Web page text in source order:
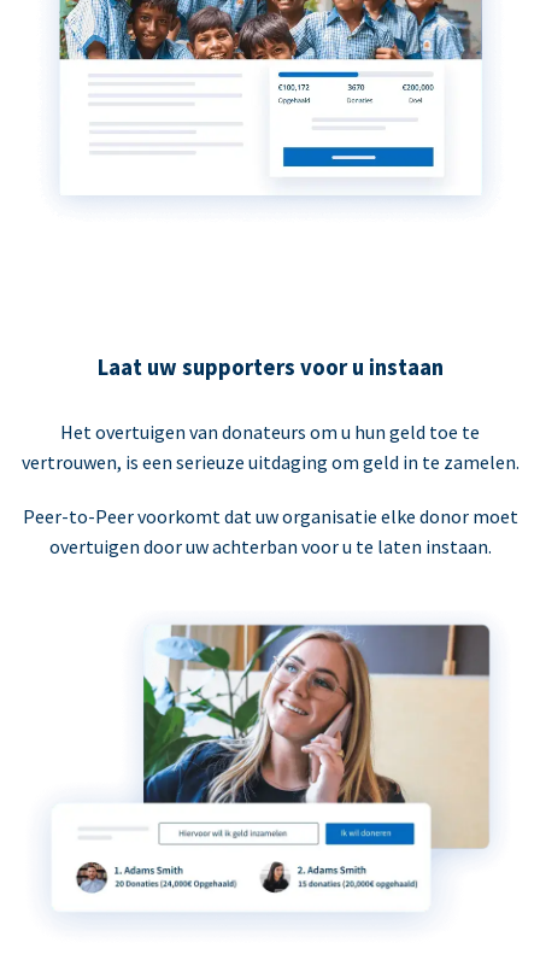
Laat uw supporters voor u instaan
Het overtuigen van donateurs om u hun geld toe te
vertrouwen, is een serieuze uitdaging om geld in te zamelen.
Peer-to-Peer voorkomt dat uw organisatie elke donor moet
overtuigen door uw achterban voor u te laten instaan.